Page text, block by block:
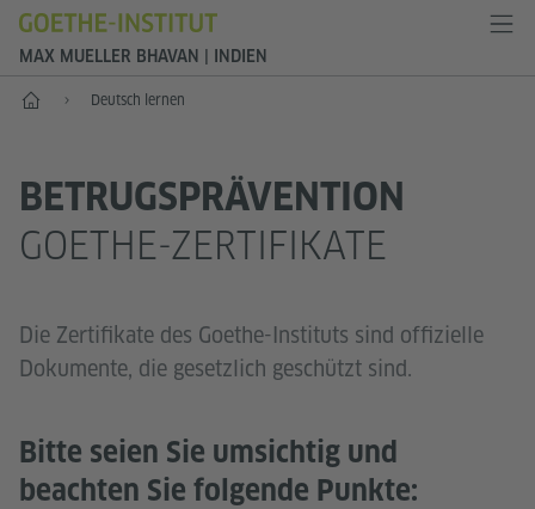
MAX MUELLER BHAVAN | INDIEN
Start Deutsch lernen
BETRUGSPRÄVENTION
GOETHE-ZERTIFIKATE
Die Zertifikate des Goethe-Instituts sind offizielle
Dokumente, die gesetzlich geschützt sind.
Bitte seien Sie umsichtig und
beachten Sie folgende Punkte: